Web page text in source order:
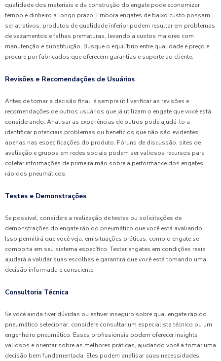
qualidade dos materiais e da construção do engate pode economizar
tempo e dinheiro a longo prazo. Embora engates de baixo custo possam
ser atrativos, produtos de qualidade inferior podem resultar em problemas
de vazamentos e falhas prematuras, levando a custos maiores com
manutenção e substituição. Busque o equilíbrio entre qualidade e preço e
procure por fabricados que oferecem garantias e suporte ao cliente.
Revisões e Recomendações de Usuários
Antes de tomar a decisão final, é sempre útil verificar as revisões e
recomendações de outros usuários que já utilizam o engate que você está
considerando. Analisar as experiências de outros pode ajudá-lo a
identificar potenciais problemas ou benefícios que não são evidentes
apenas nas especificações do produto. Fóruns de discussão, sites de
avaliação e grupos em redes sociais podem ser valiosos recursos para
coletar informações de primeira mão sobre a performance dos engates
rápidos pneumáticos.
Testes e Demonstrações
Se possível, considere a realização de testes ou solicitações de
demonstrações do engate rápido pneumático que você está avaliando.
Isso permitirá que você veja, em situações práticas, como o engate se
comporta em seu sistema específico. Testar engates em condições reais
ajudará a validar suas escolhas e garantirá que você está tomando uma
decisão informada e consciente.
Consultoria Técnica
Se você ainda tiver dúvidas ou estiver inseguro sobre qual engate rápido
pneumático selecionar, considere consultar um especialista técnico ou um
engenheiro pneumático. Esses profissionais podem oferecer insights
valiosos e orientar sobre as melhores práticas, ajudando você a tomar uma
decisão bem fundamentada. Eles podem analisar suas necessidades